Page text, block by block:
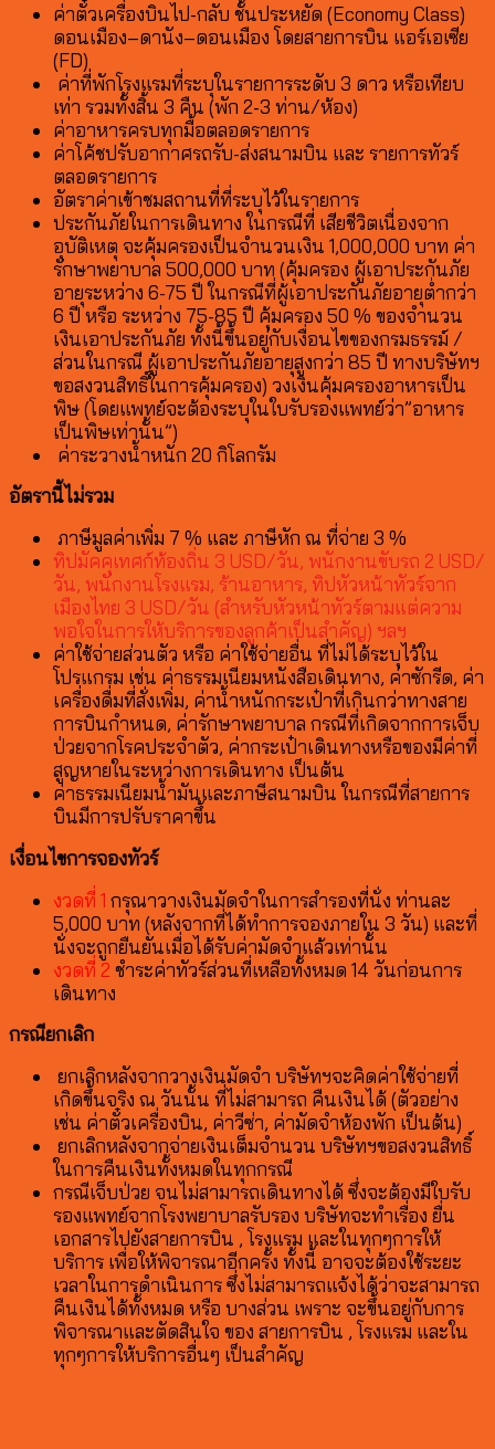
ค่าตั๋วเครื่องบินไป-กลับ ชั้นประหยัด (Economy Class)
ดอนเมือง–ดานัง–ดอนเมือง โดยสายการบิน แอร์เอเซีย
(FD)
ค่าที่พักโรงแรมที่ระบุในรายการระดับ 3 ดาว หรือเทียบ
เท่า รวมทั้งสิ้น 3 คืน (พัก 2-3 ท่าน/ห้อง)
ค่าอาหารครบทุกมื้อตลอดรายการ
ค่าโค้ชปรับอากาศรถรับ-ส่งสนามบิน และ รายการทัวร์
ตลอดรายการ
อัตราค่าเข้าชมสถานที่ที่ระบุไว้ในรายการ
ประกันภัยในการเดินทาง ในกรณีที่ เสียชีวิตเนื่องจาก
อุบัติเหตุ จะคุ้มครองเป็นจำนวนเงิน 1,000,000 บาท ค่า
รักษาพยาบาล 500,000 บาท (คุ้มครอง ผู้เอาประกันภัย
อายุระหว่าง 6-75 ปี ในกรณีที่ผู้เอาประกันภัยอายุต่ำกว่า
6 ปี หรือ ระหว่าง 75-85 ปี คุ้มครอง 50 % ของจำนวน
เงินเอาประกันภัย ทั้งนี้ขึ้นอยู่กับเงื่อนไขของกรมธรรม์ /
ส่วนในกรณี ผู้เอาประกันภัยอายุสูงกว่า 85 ปี ทางบริษัทฯ
ขอสงวนสิทธิ์ในการคุ้มครอง) วงเงินคุ้มครองอาหารเป็น
พิษ (โดยแพทย์จะต้องระบุในใบรับรองแพทย์ว่า”อาหาร
เป็นพิษเท่านั้น”)
ค่าระวางน้ำหนัก 20 กิโลกรัม
อัตรานี้ไม่รวม
ภาษีมูลค่าเพิ่ม 7 % และ ภาษีหัก ณ ที่จ่าย 3 %
ทิปมัคคุเทศก์ท้องถิ่น 3 USD/วัน, พนักงานขับรถ 2 USD/
วัน, พนักงานโรงแรม, ร้านอาหาร, ทิปหัวหน้าทัวร์จาก
เมืองไทย 3 USD/วัน (สำหรับหัวหน้าทัวร์ตามแต่ความ
พอใจในการให้บริการของลูกค้าเป็นสำคัญ) ฯลฯ
ค่าใช้จ่ายส่วนตัว หรือ ค่าใช้จ่ายอื่น ที่ไม่ได้ระบุไว้ใน
โปรแกรม เช่น ค่าธรรมเนียมหนังสือเดินทาง, ค่าซักรีด, ค่า
เครื่องดื่มที่สั่งเพิ่ม, ค่าน้ำหนักกระเป๋าที่เกินกว่าทางสาย
การบินกำหนด, ค่ารักษาพยาบาล กรณีที่เกิดจากการเจ็บ
ป่วยจากโรคประจำตัว, ค่ากระเป๋าเดินทางหรือของมีค่าที่
สูญหายในระหว่างการเดินทาง เป็นต้น
ค่าธรรมเนียมน้ำมันและภาษีสนามบิน ในกรณีที่สายการ
บินมีการปรับราคาขึ้น
เงื่อนไขการจองทัวร์
งวดที่ 1 กรุณาวางเงินมัดจำในการสำรองที่นั่ง ท่านละ
5,000 บาท (หลังจากที่ได้ทำการจองภายใน 3 วัน) และที่
นั่งจะถูกยืนยันเมื่อได้รับค่ามัดจำแล้วเท่านั้น
งวดที่ 2 ชำระค่าทัวร์ส่วนที่เหลือทั้งหมด 14 วันก่อนการ
เดินทาง
กรณียกเลิก
ยกเลิกหลังจากวางเงินมัดจำ บริษัทฯจะคิดค่าใช้จ่ายที่
เกิดขึ้นจริง ณ วันนั้น ที่ไม่สามารถ คืนเงินได้ (ตัวอย่าง
เช่น ค่าตั๋วเครื่องบิน, ค่าวีซ่า, ค่ามัดจำห้องพัก เป็นต้น)
ยกเลิกหลังจากจ่ายเงินเต็มจำนวน บริษัทฯขอสงวนสิทธิ์
ในการคืนเงินทั้งหมดในทุกกรณี
กรณีเจ็บป่วย จนไม่สามารถเดินทางได้ ซึ่งจะต้องมีใบรับ
รองแพทย์จากโรงพยาบาลรับรอง บริษัทจะทำเรื่อง ยื่น
เอกสารไปยังสายการบิน , โรงแรม และในทุกๆการให้
บริการ เพื่อให้พิจารณาอีกครั้ง ทั้งนี้ อาจจะต้องใช้ระยะ
เวลาในการดำเนินการ ซึ่งไม่สามารถแจ้งได้ว่าจะสามารถ
คืนเงินได้ทั้งหมด หรือ บางส่วน เพราะ จะขึ้นอยู่กับการ
พิจารณาและตัดสินใจ ของ สายการบิน , โรงแรม และใน
ทุกๆการให้บริการอื่นๆ เป็นสำคัญ